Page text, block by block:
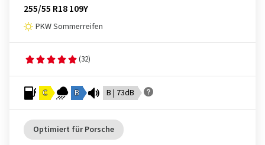
255/55 R18 109Y
PKW Sommerreifen
(32)
C B B | 73dB
Optimiert für Porsche